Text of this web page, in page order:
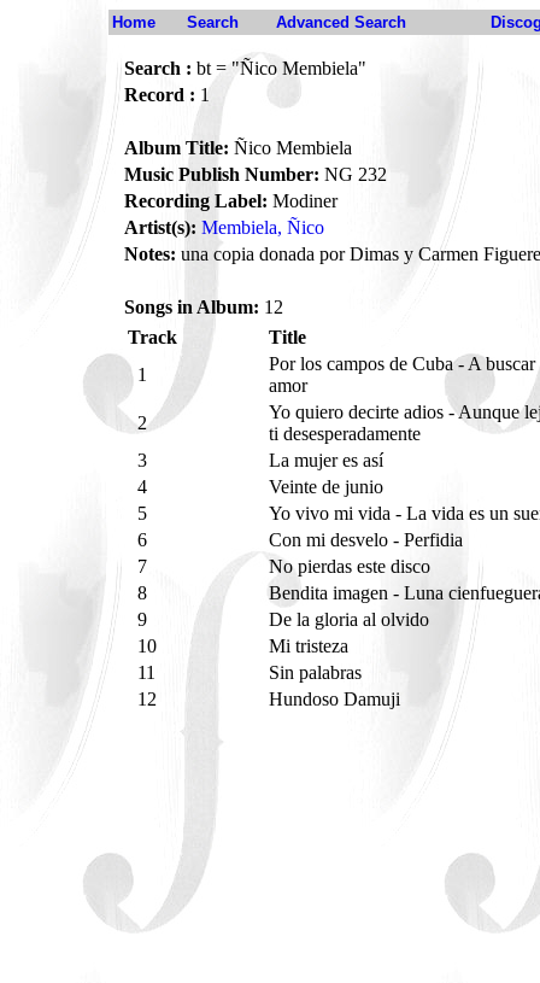
Home Search Advanced Search
Search : bt = "Ñico Membiela"
Record : 1
Album Title: Ñico Membiela
Music Publish Number: NG 232
Recording Label: Modiner
Artist(s): Membiela, Ñico
Notes: una copia donada por Dimas y Carmen
Songs in Album: 12
Track
Title
1
Por los campos de Cuba - A
amor
2
Yo quiero decirte adios - Aunque
ti desesperadamente
3
La mujer es así
4
Veinte de junio
5
Yo vivo mi vida - La vida es un
6
Con mi desvelo - Perfidia
7
No pierdas este disco
8
Bendita imagen - Luna
9
De la gloria al olvido
10
Mi tristeza
11
Sin palabras
12
Hundoso Damuji